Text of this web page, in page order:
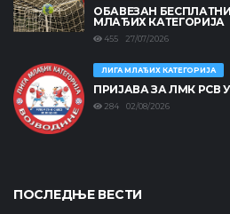
ОБАВЕЗАН
МЛАЂИХ КАТЕГОРИЈА
455 27/07/2026
ЛИГА МЛАЂИХ КАТЕГОРИЈА
ПРИЈАВА ЗА ЛМК РСВ
284 02/08/2026
ПОСЛЕДЊЕ ВЕСТИ